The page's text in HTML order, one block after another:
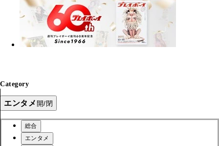
Category
エンタメ 開/閉
総合
エンタメ